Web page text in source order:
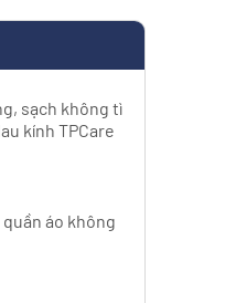
sạch không tì
kính TPCare
áo không